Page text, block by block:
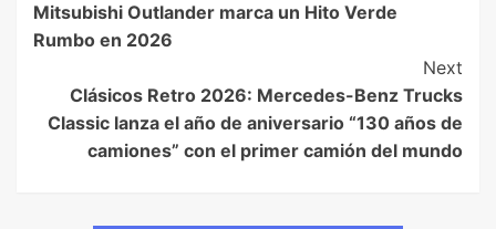
Mitsubishi Outlander marca un Hito Verde
Rumbo en 2026
Next
Clásicos Retro 2026: Mercedes-Benz Trucks
Classic lanza el año de aniversario “130 años de
camiones” con el primer camión del mundo